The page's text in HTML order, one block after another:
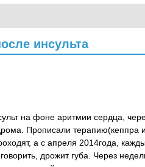
инсульта
на фоне аритмии сердца,
Прописали терапию(кеппра
а с апреля 2014года,
дрожит губа. Через